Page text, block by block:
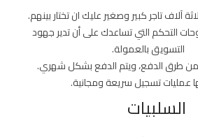
آلاف تاجر كبير وصغير عليك ان تختار بينهم.
التحكم التي تساعدك على أن تدير جهود
التسويق بالعمولة.
من طرق الدفع، ويتم الدفع بشكل شهري.
عمليات تسجيل سريعة ومجانية.
السلبيات